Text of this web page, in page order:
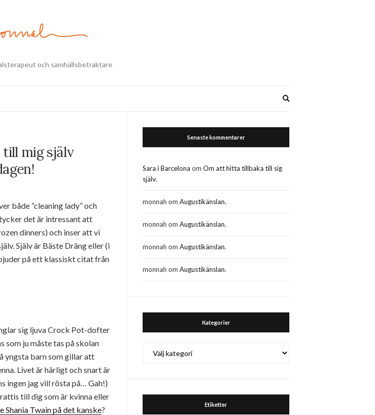
och samhällsbetraktare
till mig själv
både ”cleaning lady” och
det är intressant att
dinners) och inser att vi
Själv är Bäste Dräng eller (i
på ett klassiskt citat från
sig ljuva Crock Pot-dofter
som ju måste tas på skolan
yngsta barn som gillar att
Livet är härligt och snart är
ingen jag vill rösta på… Gah!)
till dig som är kvinna eller
Shania Twain på det kanske?
Senaste kommentarer
Sara i Barcelona omOm att hitta tillbaka till sig
själv.
monnah omAugustikänslan.
monnah omAugustikänslan.
monnah omAugustikänslan.
monnah omAugustikänslan.
Kategorier
Etiketter